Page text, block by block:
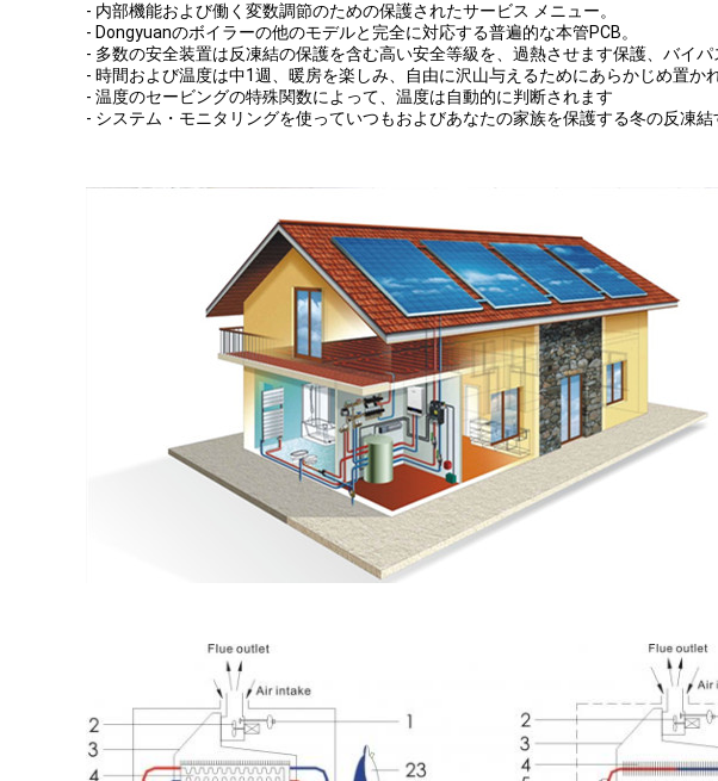
- 内部機能および働く変数調節のための保護されたサービス メニュー。
- Dongyuanのボイラーの他のモデルと完全に対応する普遍的な本管PCB。
- 多数の安全装置は反凍結の保護を含む高い安全等級を、過熱させます保護、バイパ
- 時間および温度は中1週、暖房を楽しみ、自由に沢山与えるためにあらかじめ置かれ
- 温度のセービングの特殊関数によって、温度は自動的に判断されます
- システム・モニタリングを使っていつもおよびあなたの家族を保護する冬の反凍結